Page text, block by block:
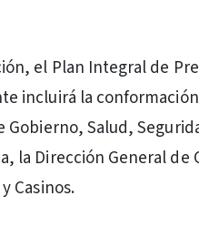
el Plan Integral de
incluirá la
Gobierno, Salud,
la Dirección General
Casinos.